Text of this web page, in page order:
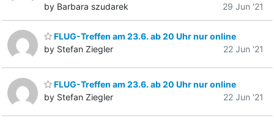
by Barbara szudarek
29 Jun '21
FLUG-Treffen am 23.6. ab 20 Uhr nur online
by Stefan Ziegler
22 Jun '21
FLUG-Treffen am 23.6. ab 20 Uhr nur online
by Stefan Ziegler
22 Jun '21